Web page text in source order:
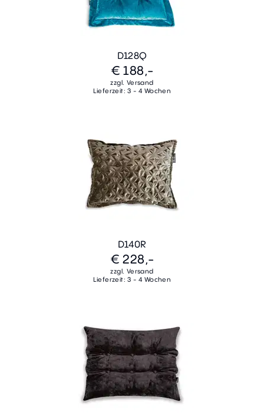
D128Q
€ 188,-
zzgl. Versand
Lieferzeit: 3 - 4 Wochen
D140R
€ 228,-
zzgl. Versand
Lieferzeit: 3 - 4 Wochen